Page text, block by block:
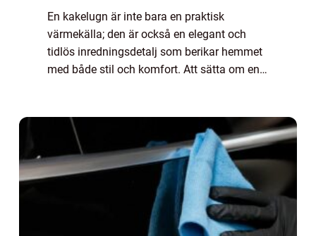
En kakelugn är inte bara en praktisk
värmekälla; den är också en elegant och
tidlös inredningsdetalj som berikar hemmet
med både stil och komfort. Att sätta om en